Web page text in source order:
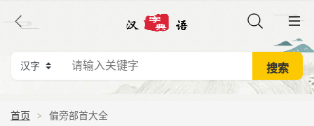
首页 偏旁部首大全